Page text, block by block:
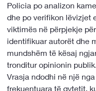
Policia po analizon
dhe po verifikon lëvizjet
viktimës në përpjekje
identifikuar autorët dhe
mundshëm të kësaj
tronditur opinionin
Vrasja ndodhi në një
frekuentuara të qytetit,